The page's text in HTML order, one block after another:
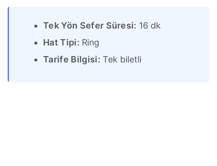
Tek Yön Sefer Süresi: 16 dk
Hat Tipi: Ring
Tarife Bilgisi: Tek biletli